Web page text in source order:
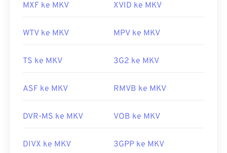
MXF ke MKV XVID ke MKV
WTV ke MKV MPV ke MKV
TS ke MKV 3G2 ke MKV
ASF ke MKV RMVB ke MKV
DVR-MS ke MKV VOB ke MKV
DIVX ke MKV 3GPP ke MKV